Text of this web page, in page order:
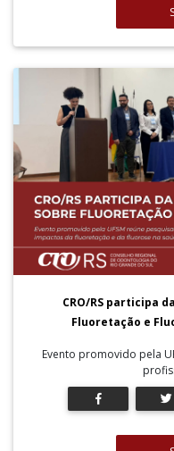
CRO/RS participa
Fluoretação e
Evento promovido pela